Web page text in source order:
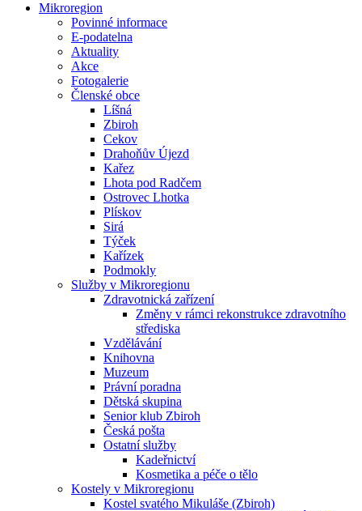
Mikroregion
Povinné informace
E-podatelna
Aktuality
Akce
Fotogalerie
Členské obce
Líšná
Zbiroh
Cekov
Drahoňův Újezd
Kařez
Lhota pod Radčem
Ostrovec Lhotka
Plískov
Sirá
Týček
Kařízek
Podmokly
Služby v Mikroregionu
Zdravotnická zařízení
Změny v rámci rekonstrukce zdravotního
střediska
Vzdělávání
Knihovna
Muzeum
Právní poradna
Dětská skupina
Senior klub Zbiroh
Česká pošta
Ostatní služby
Kadeřnictví
Kosmetika a péče o tělo
Kostely v Mikroregionu
Kostel svatého Mikuláše (Zbiroh)